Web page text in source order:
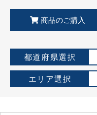
商品のご購入
都道府県選択
エリア選択